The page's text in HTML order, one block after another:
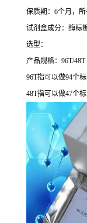
保质期： 6个月，所
试剂盒成分：酶标
选型：
产品规格： 96T/48T
96T指可以做94个
48T指可以做47个